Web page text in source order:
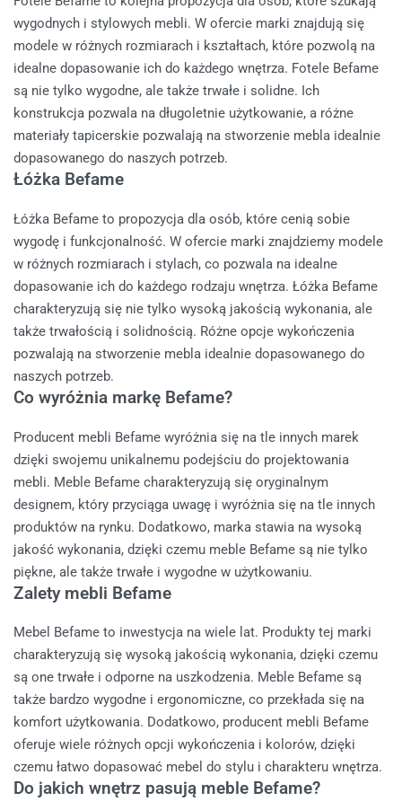
wygodnych i stylowych mebli. W ofercie marki znajdują się
modele w różnych rozmiarach i kształtach, które pozwolą na
idealne dopasowanie ich do każdego wnętrza. Fotele Befame
są nie tylko wygodne, ale także trwałe i solidne. Ich
konstrukcja pozwala na długoletnie użytkowanie, a różne
materiały tapicerskie pozwalają na stworzenie mebla idealnie
dopasowanego do naszych potrzeb.
Łóżka Befame
Łóżka Befame to propozycja dla osób, które cenią sobie
wygodę i funkcjonalność. W ofercie marki znajdziemy modele
w różnych rozmiarach i stylach, co pozwala na idealne
dopasowanie ich do każdego rodzaju wnętrza. Łóżka Befame
charakteryzują się nie tylko wysoką jakością wykonania, ale
także trwałością i solidnością. Różne opcje wykończenia
pozwalają na stworzenie mebla idealnie dopasowanego do
naszych potrzeb.
Co wyróżnia markę Befame?
Producent mebli Befame wyróżnia się na tle innych marek
dzięki swojemu unikalnemu podejściu do projektowania
mebli. Meble Befame charakteryzują się oryginalnym
designem, który przyciąga uwagę i wyróżnia się na tle innych
produktów na rynku. Dodatkowo, marka stawia na wysoką
jakość wykonania, dzięki czemu meble Befame są nie tylko
piękne, ale także trwałe i wygodne w użytkowaniu.
Zalety mebli Befame
Mebel Befame to inwestycja na wiele lat. Produkty tej marki
charakteryzują się wysoką jakością wykonania, dzięki czemu
są one trwałe i odporne na uszkodzenia. Meble Befame są
także bardzo wygodne i ergonomiczne, co przekłada się na
komfort użytkowania. Dodatkowo, producent mebli Befame
oferuje wiele różnych opcji wykończenia i kolorów, dzięki
czemu łatwo dopasować mebel do stylu i charakteru wnętrza.
Do jakich wnętrz pasują meble Befame?